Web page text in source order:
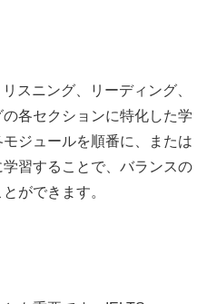
スニング、リーディング、
各セクションに特化した学
ジュールを順番に、または
習することで、バランスの
ができます。